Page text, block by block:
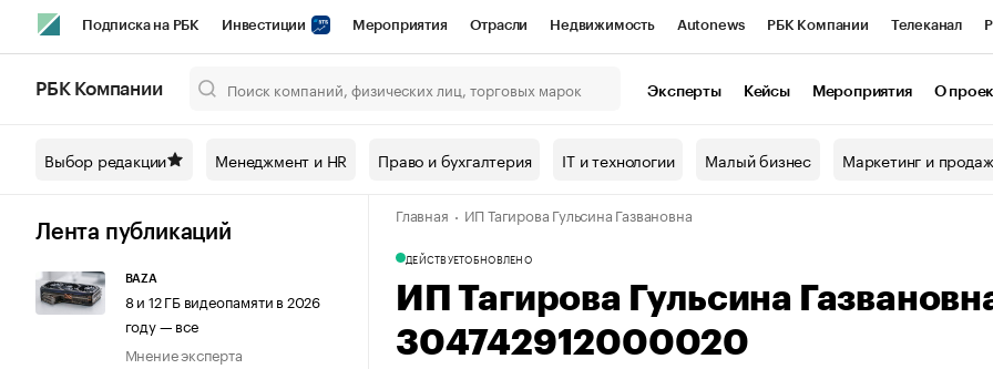
Подписка на РБК Инвестиции Мероприятия Отрасли Недвижимость Autonews РБК Компании Телеканал
Спецпроекты СПб Конференции СПб Спецпроекты Проверка контрагентов
Технологии и медиа Рынок наличной валюты
РБК Компании Эксперты Кейсы Мероприятия О
Выбор редакции Менеджмент и HR Право и бухгалтерия IT и технологии Малый бизнес Маркетинг и
Лента публикаций
BAZA
8 и 12 ГБ видеопамяти в 2026
году — все
Мнение эксперта
Главная ИП Тагирова Гульсина Газвановна
ДЕЙСТВУЕТОБНОВЛЕНО
ИП Тагирова Гульсина
304742912000020